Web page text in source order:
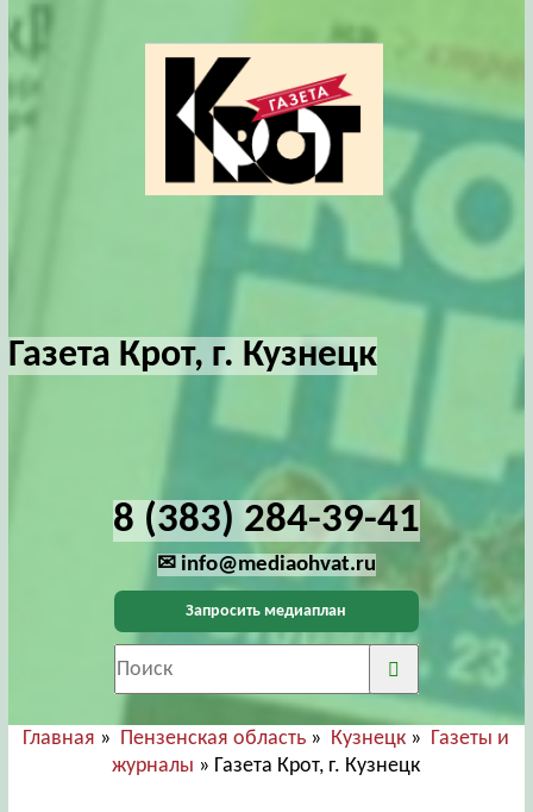
Газета Крот, г. Кузнецк
8 (383) 284-39-41
✉ info@mediaohvat.ru
Запросить медиаплан
Главная » Пензенская область » Кузнецк » Газеты и
журналы » Газета Крот, г. Кузнецк